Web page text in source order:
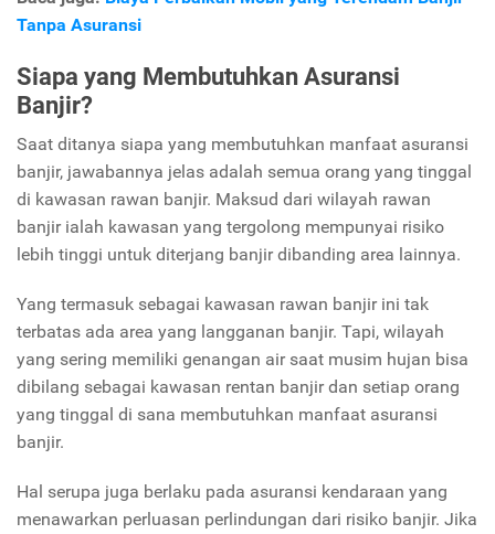
Tanpa Asuransi
Siapa yang Membutuhkan Asuransi
Banjir?
Saat ditanya siapa yang membutuhkan manfaat asuransi
banjir, jawabannya jelas adalah semua orang yang tinggal
di kawasan rawan banjir. Maksud dari wilayah rawan
banjir ialah kawasan yang tergolong mempunyai risiko
lebih tinggi untuk diterjang banjir dibanding area lainnya.
Yang termasuk sebagai kawasan rawan banjir ini tak
terbatas ada area yang langganan banjir. Tapi, wilayah
yang sering memiliki genangan air saat musim hujan bisa
dibilang sebagai kawasan rentan banjir dan setiap orang
yang tinggal di sana membutuhkan manfaat asuransi
banjir.
Hal serupa juga berlaku pada asuransi kendaraan yang
menawarkan perluasan perlindungan dari risiko banjir. Jika